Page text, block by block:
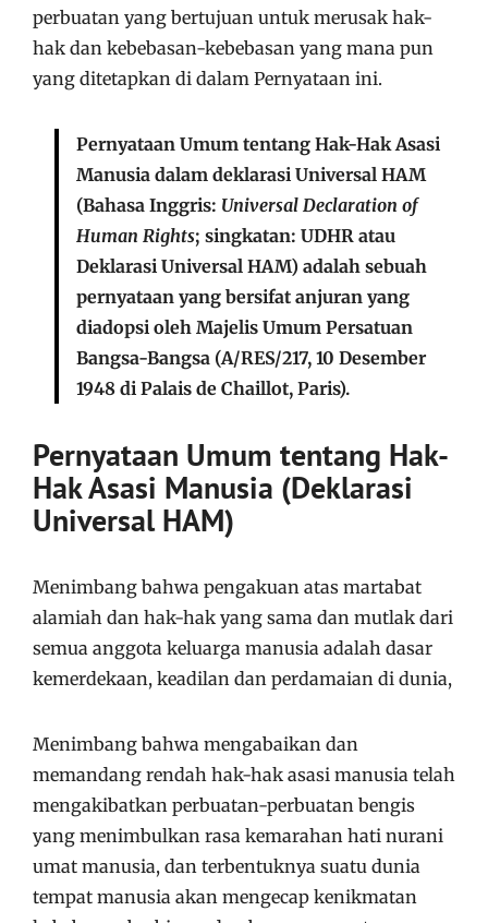
perbuatan yang bertujuan untuk merusak hak-
hak dan kebebasan-kebebasan yang mana pun
yang ditetapkan di dalam Pernyataan ini.
Pernyataan Umum tentang Hak-Hak Asasi
Manusia dalam deklarasi Universal HAM
(Bahasa Inggris: Universal Declaration of
Human Rights; singkatan: UDHR atau
Deklarasi Universal HAM) adalah sebuah
pernyataan yang bersifat anjuran yang
diadopsi oleh Majelis Umum Persatuan
Bangsa-Bangsa (A/RES/217, 10 Desember
1948 di Palais de Chaillot, Paris).
Pernyataan Umum tentang Hak-
Hak Asasi Manusia (Deklarasi
Universal HAM)
Menimbang bahwa pengakuan atas martabat
alamiah dan hak-hak yang sama dan mutlak dari
semua anggota keluarga manusia adalah dasar
kemerdekaan, keadilan dan perdamaian di dunia,
Menimbang bahwa mengabaikan dan
memandang rendah hak-hak asasi manusia telah
mengakibatkan perbuatan-perbuatan bengis
yang menimbulkan rasa kemarahan hati nurani
umat manusia, dan terbentuknya suatu dunia
tempat manusia akan mengecap kenikmatan